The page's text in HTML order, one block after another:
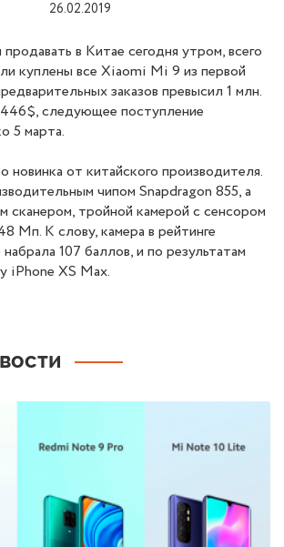
26.02.2019
в Китае сегодня утром, всего
куплены все Xiaomi Mi 9 из первой
заказов превысил 1 млн.
следующее поступление
5 марта.
от китайского производителя.
чипом Snapdragon 855, а
сканером, тройной камерой с сенсором
Мп. К слову, камера в рейтинге
107 баллов, и по результатам
iPhone XS Max.